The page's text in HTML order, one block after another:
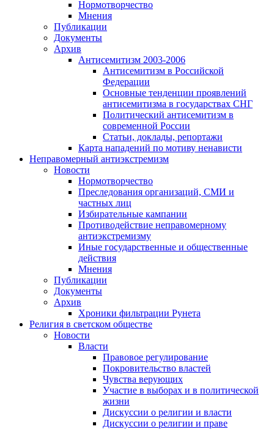
Нормотворчество
Мнения
Публикации
Документы
Архив
Антисемитизм 2003-2006
Антисемитизм в Российской
Федерации
Основные тенденции проявлений
антисемитизма в государствах СНГ
Политический антисемитизм в
современной России
Статьи, доклады, репортажи
Карта нападений по мотиву ненависти
Неправомерный антиэкстремизм
Новости
Нормотворчество
Преследования организаций, СМИ и
частных лиц
Избирательные кампании
Противодействие неправомерному
антиэкстремизму
Иные государственные и общественные
действия
Мнения
Публикации
Документы
Архив
Хроники фильтрации Рунета
Религия в светском обществе
Новости
Власти
Правовое регулирование
Покровительство властей
Чувства верующих
Участие в выборах и в политической
жизни
Дискуссии о религии и власти
Дискуссии о религии и праве